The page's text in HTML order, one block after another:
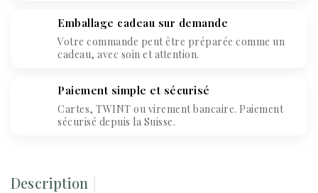
Emballage cadeau sur demande
Votre commande peut être préparée comme un
cadeau, avec soin et attention.
Paiement simple et sécurisé
Cartes, TWINT ou virement bancaire. Paiement
sécurisé depuis la Suisse.
Description